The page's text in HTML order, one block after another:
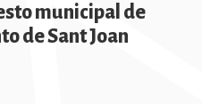
municipal de
de Sant Joan